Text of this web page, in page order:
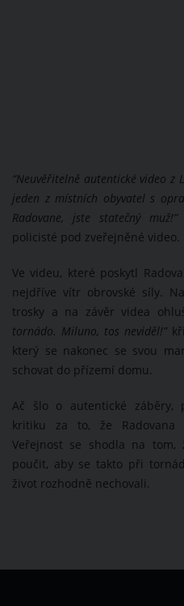
“Neuvěřitelně autentické video z
jeden z místních obyvatel s
Radovane, jste statečný muž!”
policisté pod zveřejněné video.
Ve videu, které poskytl
nejdříve vítr obrovské síly.
trosky a na závěr videa
tornádo. Miluno, tos neviděl!”
který se nakonec se svou
schovat do přízemí domu.
Ač šlo o autentické záběry,
kritiku za to, že Radovana
Veřejnost se shodla na
poučit, aby se takto při
život rozhodně nechovali.